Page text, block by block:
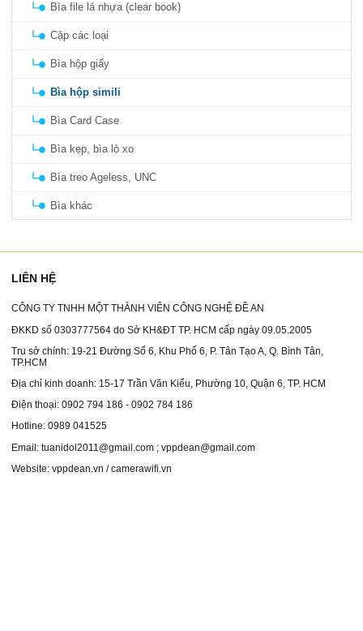
Bìa file lá nhựa (clear book)
Cặp các loại
Bìa hộp giấy
Bìa hộp simili
Bìa Card Case
Bìa kẹp, bìa lò xo
Bìa treo Ageless, UNC
Bìa khác
LIÊN HỆ
CÔNG TY TNHH MỘT THÀNH VIÊN CÔNG NGHỆ ĐỀ AN
ĐKKD số 0303777564 do Sở KH&ĐT TP. HCM cấp ngày 09.05.2005
Tru sở chính: 19-21 Đường Số 6, Khu Phố 6, P. Tân Tạo A, Q. Bình Tân,
TP.HCM
Địa chỉ kinh doanh: 15-17 Trần Văn Kiểu, Phường 10, Quận 6, TP. HCM
Điện thoại: 0902 794 186 - 0902 784 186
Hotline: 0989 041525
Email: tuanidol2011@gmail.com ; vppdean@gmail.com
Website: vppdean.vn / camerawifi.vn